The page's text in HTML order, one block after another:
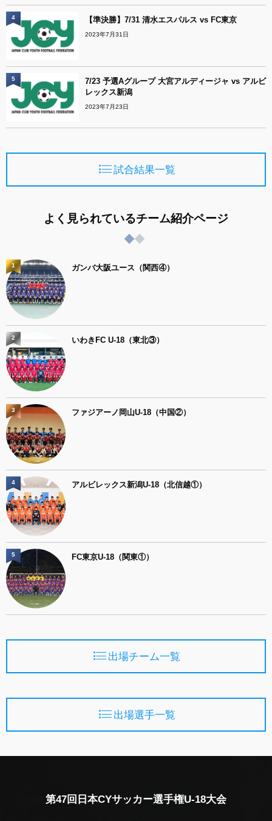
【準決勝】7/31 清水エスパルス vs FC東京
2023年7月31日
4
7/23 予選Aグループ 大宮アルディージャ vs アルビ
レックス新潟
2023年7月23日
5
試合結果一覧
よく見られているチーム紹介ページ
ガンバ大阪ユース（関西④）
1
いわきFC U-18（東北③）
2
ファジアーノ岡山U-18（中国②）
3
アルビレックス新潟U-18（北信越①）
4
FC東京U-18（関東①）
5
出場チーム一覧
出場選手一覧
第47回日本CYサッカー選手権U-18大会